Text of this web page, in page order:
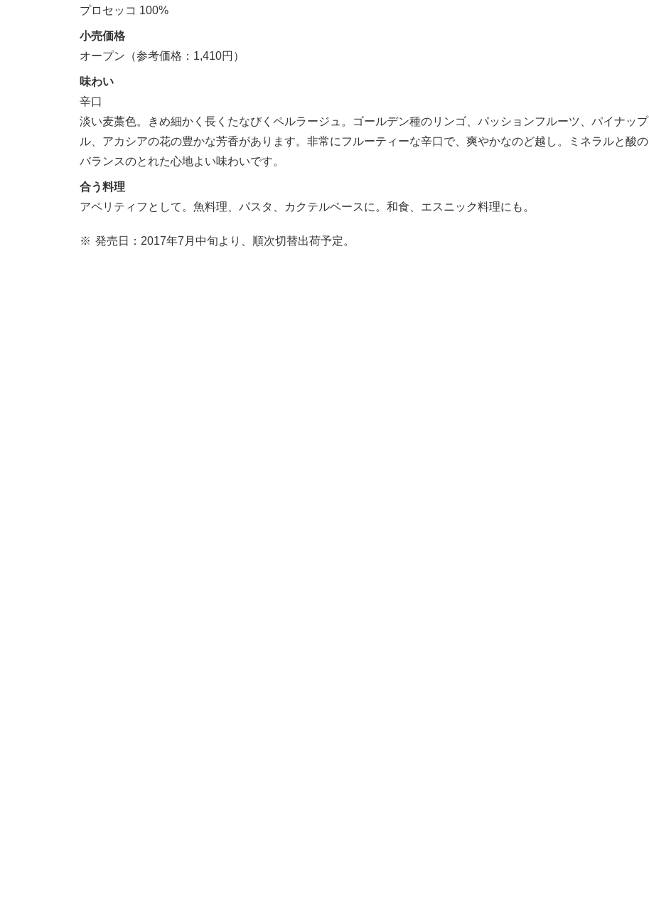
プロセッコ 100%
小売価格
オープン（参考価格：1,410円）
味わい
辛口
淡い麦藁色。きめ細かく長くたなびくペルラージュ。ゴールデン種のリンゴ、パッションフルーツ、パイナップ
ル、アカシアの花の豊かな芳香があります。非常にフルーティーな辛口で、爽やかなのど越し。ミネラルと酸の
バランスのとれた心地よい味わいです。
合う料理
アペリティフとして。魚料理、パスタ、カクテルベースに。和食、エスニック料理にも。
※ 発売日：2017年7月中旬より、順次切替出荷予定。